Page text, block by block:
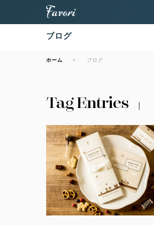
ブログ
ホーム ブログ
Tag Entries